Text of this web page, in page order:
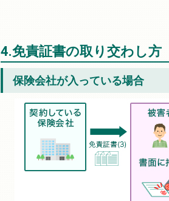
4.免責証書の取り交わし方
保険会社が入っている場合